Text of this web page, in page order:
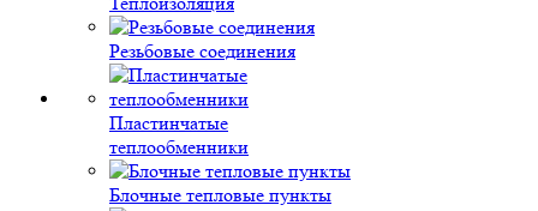
Резьбовые соединения
Пластинчатые
теплообменники
Блочные тепловые пункты